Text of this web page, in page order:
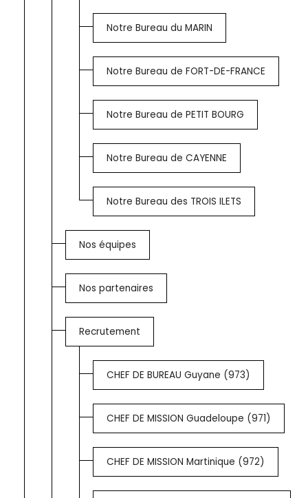
Gestion RH et paie
Notre Bureau du MARIN
Notre Bureau de FORT-DE-FRANCE
Notre Bureau de PETIT BOURG
Notre Bureau de CAYENNE
Notre Bureau des TROIS ILETS
Nos équipes
Nos partenaires
Recrutement
CHEF DE BUREAU Guyane (973)
CHEF DE MISSION Guadeloupe (971)
CHEF DE MISSION Martinique (972)